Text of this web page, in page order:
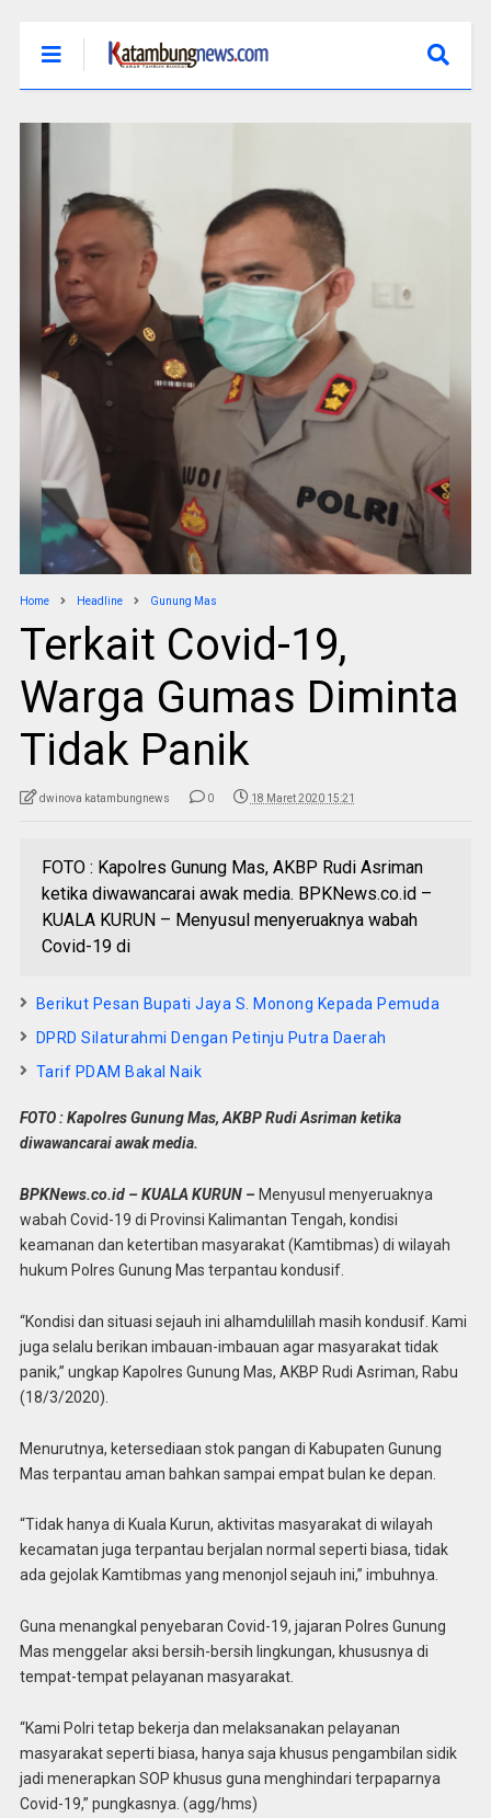
Home Headline Gunung Mas
Terkait Covid-19,
Warga Gumas Diminta
Tidak Panik
dwinova katambungnews 0 18 Maret 2020 15:21
FOTO : Kapolres Gunung Mas, AKBP Rudi Asriman
ketika diwawancarai awak media. BPKNews.co.id –
KUALA KURUN – Menyusul menyeruaknya wabah
Covid-19 di
Berikut Pesan Bupati Jaya S. Monong Kepada Pemuda
DPRD Silaturahmi Dengan Petinju Putra Daerah
Tarif PDAM Bakal Naik
FOTO : Kapolres Gunung Mas, AKBP Rudi Asriman ketika
diwawancarai awak media.
BPKNews.co.id – KUALA KURUN – Menyusul menyeruaknya
wabah Covid-19 di Provinsi Kalimantan Tengah, kondisi
keamanan dan ketertiban masyarakat (Kamtibmas) di wilayah
hukum Polres Gunung Mas terpantau kondusif.
“Kondisi dan situasi sejauh ini alhamdulillah masih kondusif. Kami
juga selalu berikan imbauan-imbauan agar masyarakat tidak
panik,” ungkap Kapolres Gunung Mas, AKBP Rudi Asriman, Rabu
(18/3/2020).
Menurutnya, ketersediaan stok pangan di Kabupaten Gunung
Mas terpantau aman bahkan sampai empat bulan ke depan.
“Tidak hanya di Kuala Kurun, aktivitas masyarakat di wilayah
kecamatan juga terpantau berjalan normal seperti biasa, tidak
ada gejolak Kamtibmas yang menonjol sejauh ini,” imbuhnya.
Guna menangkal penyebaran Covid-19, jajaran Polres Gunung
Mas menggelar aksi bersih-bersih lingkungan, khususnya di
tempat-tempat pelayanan masyarakat.
“Kami Polri tetap bekerja dan melaksanakan pelayanan
masyarakat seperti biasa, hanya saja khusus pengambilan sidik
jadi menerapkan SOP khusus guna menghindari terpaparnya
Covid-19,” pungkasnya. (agg/hms)